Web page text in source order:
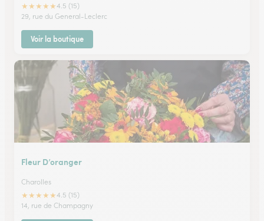
★★★★★4.5 (15)
29, rue du General-Leclerc
Voir la boutique
Fleur D’oranger
Charolles
★★★★★4.5 (15)
14, rue de Champagny